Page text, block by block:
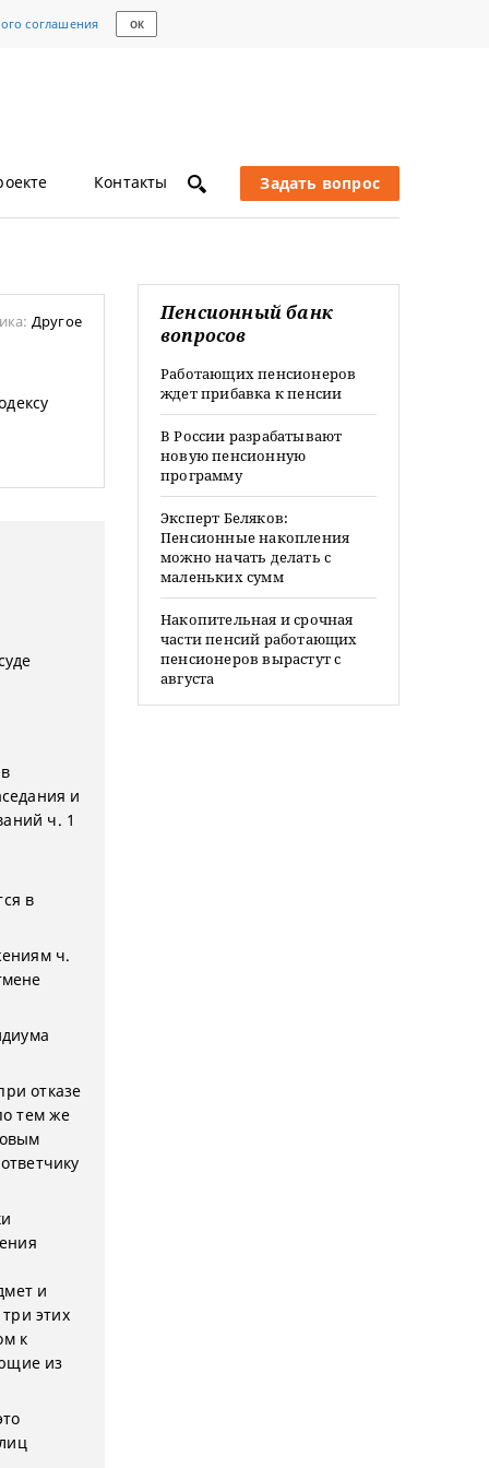
соглашения ОК
Контакты Задать вопрос
Другое
и
ч. 1
в
ч.
отказе
тем же
и
этих
к
из
Пенсионный банк
вопросов
Работающих пенсионеров
ждет прибавка к пенсии
В России разрабатывают
новую пенсионную
программу
Эксперт Беляков:
Пенсионные накопления
можно начать делать с
маленьких сумм
Накопительная и срочная
части пенсий работающих
пенсионеров вырастут с
августа